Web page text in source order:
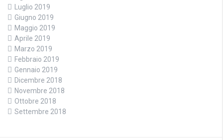
Luglio 2019
Giugno 2019
Maggio 2019
Aprile 2019
Marzo 2019
Febbraio 2019
Gennaio 2019
Dicembre 2018
Novembre 2018
Ottobre 2018
Settembre 2018